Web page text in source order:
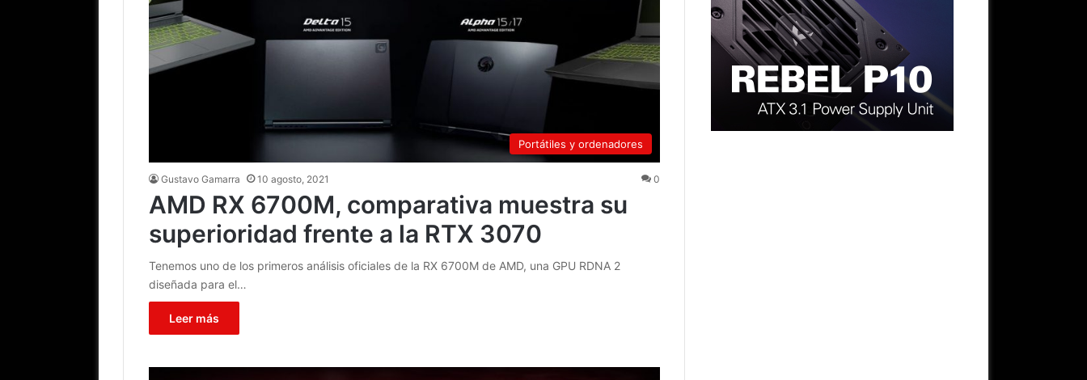
Portátiles y ordenadores
Gustavo Gamarra 10 agosto, 2021 0
AMD RX 6700M, comparativa muestra su
superioridad frente a la RTX 3070
Tenemos uno de los primeros análisis oficiales de la RX 6700M de AMD, una GPU RDNA 2
diseñada para el…
Leer más